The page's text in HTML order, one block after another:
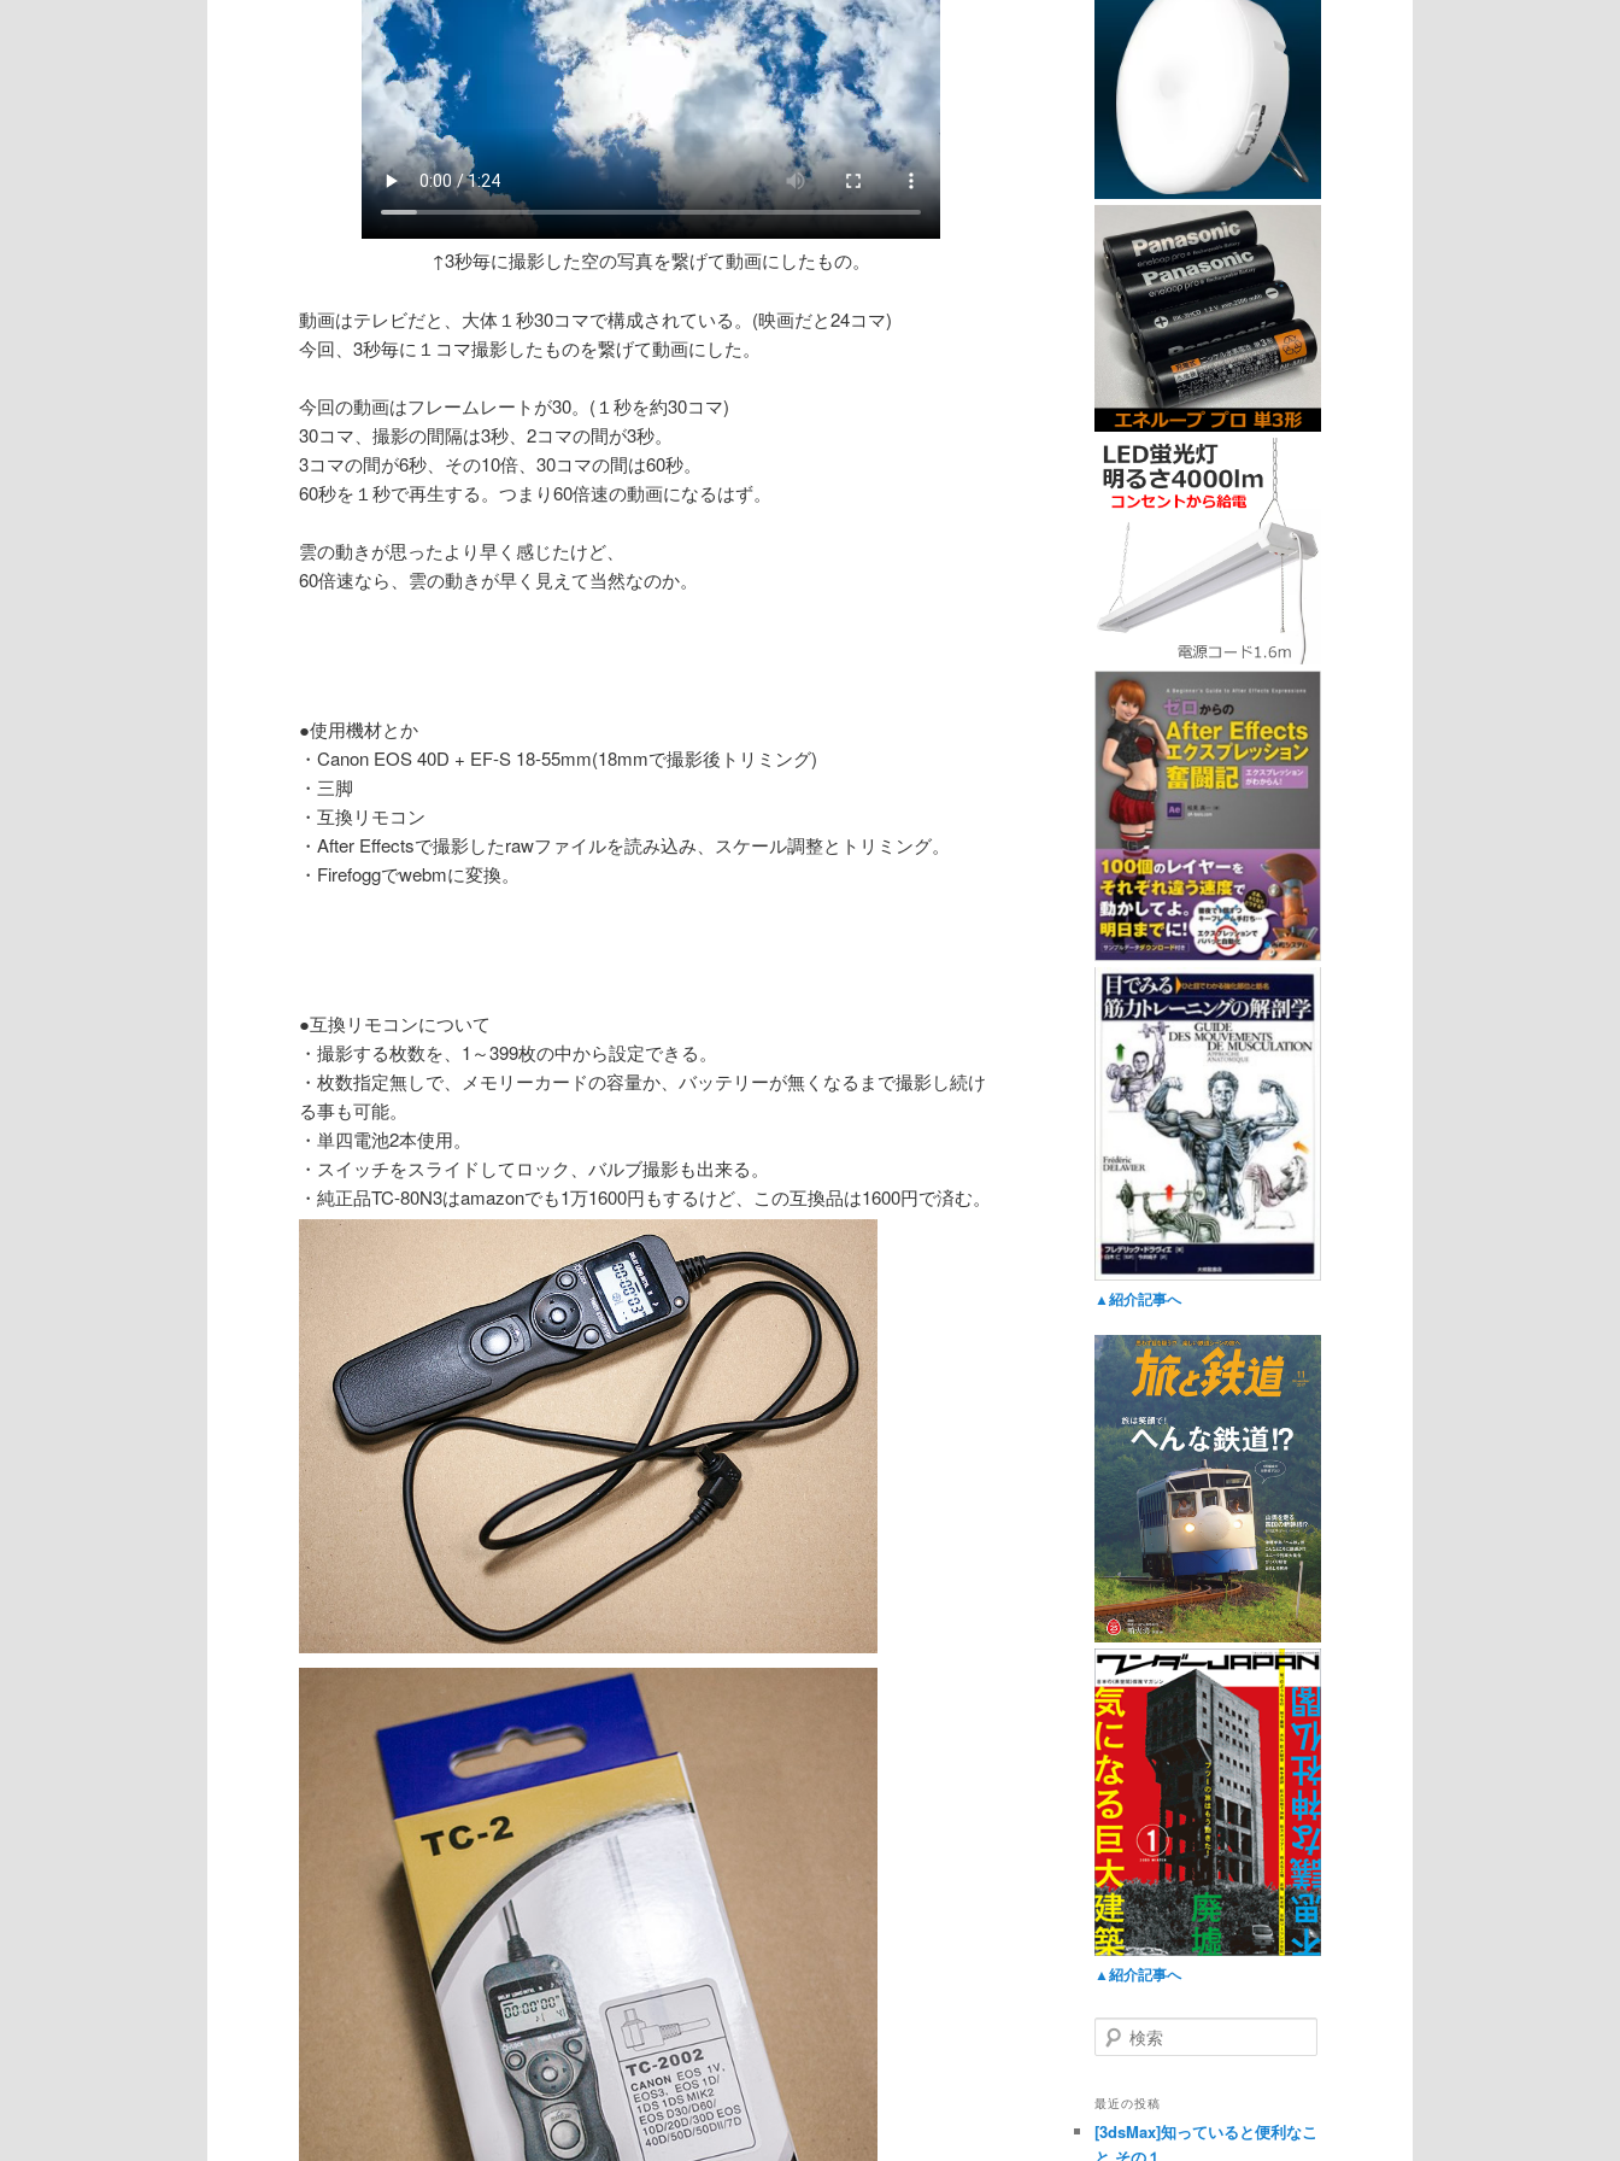
↑3秒毎に撮影した空の写真を繋げて動画にしたもの。
動画はテレビだと、大体１秒30コマで構成されている。(映画だと24コマ)
今回、3秒毎に１コマ撮影したものを繋げて動画にした。
今回の動画はフレームレートが30。(１秒を約30コマ)
30コマ、撮影の間隔は3秒、2コマの間が3秒。
3コマの間が6秒、その10倍、30コマの間は60秒。
60秒を１秒で再生する。つまり60倍速の動画になるはず。
雲の動きが思ったより早く感じたけど、
60倍速なら、雲の動きが早く見えて当然なのか。
●使用機材とか
・Canon EOS 40D + EF-S 18-55mm(18mmで撮影後トリミング)
・三脚
・互換リモコン
・After Effectsで撮影したrawファイルを読み込み、スケール調整とトリミング。
・Firefoggでwebmに変換。
●互換リモコンについて
・撮影する枚数を、1～399枚の中から設定できる。
・枚数指定無しで、メモリーカードの容量か、バッテリーが無くなるまで撮影し続け
る事も可能。
・単四電池2本使用。
・スイッチをスライドしてロック、バルブ撮影も出来る。
・純正品TC-80N3はamazonでも1万1600円もするけど、この互換品は1600円で済む。
▲紹介記事へ
▲紹介記事へ
検
索
最近の投稿
[3dsMax]知っていると便利なこ